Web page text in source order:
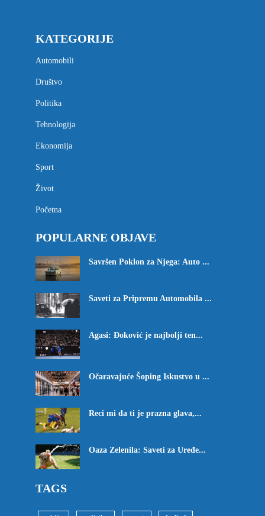
KATEGORIJE
Automobili
Društvo
Politika
Tehnologija
Ekonomija
Sport
Život
Početna
POPULARNE OBJAVE
Savršen Poklon za Njega: Auto ...
Saveti za Pripremu Automobila ...
Agasi: Đoković je najbolji ten...
Očaravajuće Šoping Iskustvo u ...
Reci mi da ti je prazna glava,...
Oaza Zelenila: Saveti za Uređe...
TAGS